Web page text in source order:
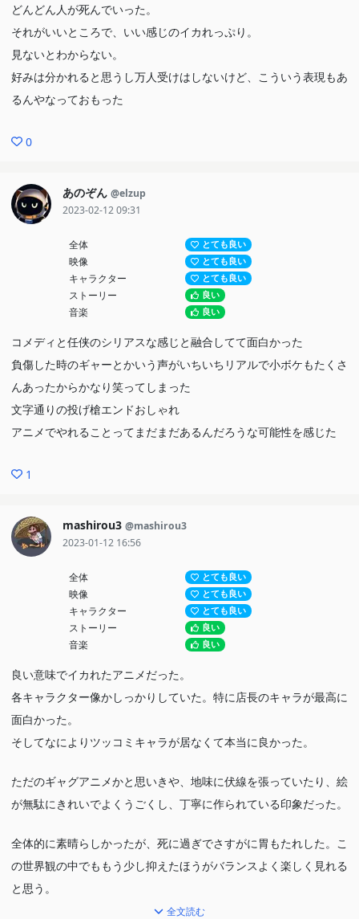
どんどん人が死んでいった。
それがいいところで、いい感じのイカれっぷり。
見ないとわからない。
好みは分かれると思うし万人受けはしないけど、こういう表現もあ
るんやなっておもった
0
あのぞん @elzup
2023-02-12 09:31
全体 とても良い
映像 とても良い
キャラクター とても良い
ストーリー 良い
音楽 良い
コメディと任侠のシリアスな感じと融合してて面白かった
負傷した時のギャーとかいう声がいちいちリアルで小ボケもたくさ
んあったからかなり笑ってしまった
文字通りの投げ槍エンドおしゃれ
アニメでやれることってまだまだあるんだろうな可能性を感じた
1
mashirou3 @mashirou3
2023-01-12 16:56
全体 とても良い
映像 とても良い
キャラクター とても良い
ストーリー 良い
音楽 良い
良い意味でイカれたアニメだった。
各キャラクター像かしっかりしていた。特に店長のキャラが最高に
面白かった。
そしてなによりツッコミキャラが居なくて本当に良かった。
ただのギャグアニメかと思いきや、地味に伏線を張っていたり、絵
が無駄にきれいでよくうごくし、丁寧に作られている印象だった。
全体的に素晴らしかったが、死に過ぎでさすがに胃もたれした。こ
の世界観の中でももう少し抑えたほうがバランスよく楽しく見れる
と思う。
ラーメン屋の店主は殺さないでほしかった…
全文読む